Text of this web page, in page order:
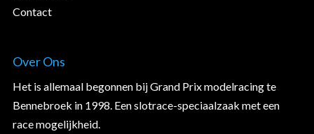
Contact
Over Ons
Het is allemaal begonnen bij Grand Prix modelracing te
Bennebroek in 1998. Een slotrace-speciaalzaak met een
race mogelijkheid.